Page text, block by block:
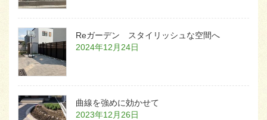
Reガーデン スタイリッシュな空間へ
2024年12月24日
曲線を強めに効かせて
2023年12月26日